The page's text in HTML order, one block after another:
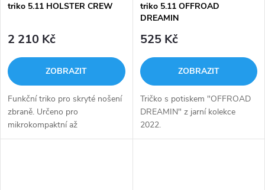
triko 5.11 HOLSTER CREW
2 210 Kč
ZOBRAZIT
Funkční triko pro skryté nošení
zbraně. Určeno pro
mikrokompaktní až
subkompaktní velikost
triko 5.11 OFFROAD
DREAMIN
525 Kč
ZOBRAZIT
Tričko s potiskem "OFFROAD
DREAMIN" z jarní kolekce
2022.